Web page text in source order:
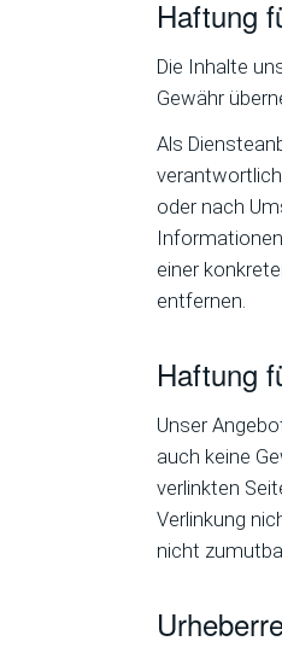
Haftung
Die Inhalte
Gewähr
Als
oder nach
einer
entfernen.
Haftung
Unser
auch keine
verlinkten
Verlinkung
nicht